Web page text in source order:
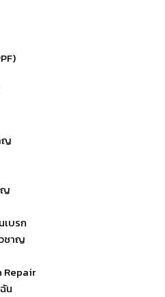
ญ
ญ
เบรก
ชาญ
Repair
น